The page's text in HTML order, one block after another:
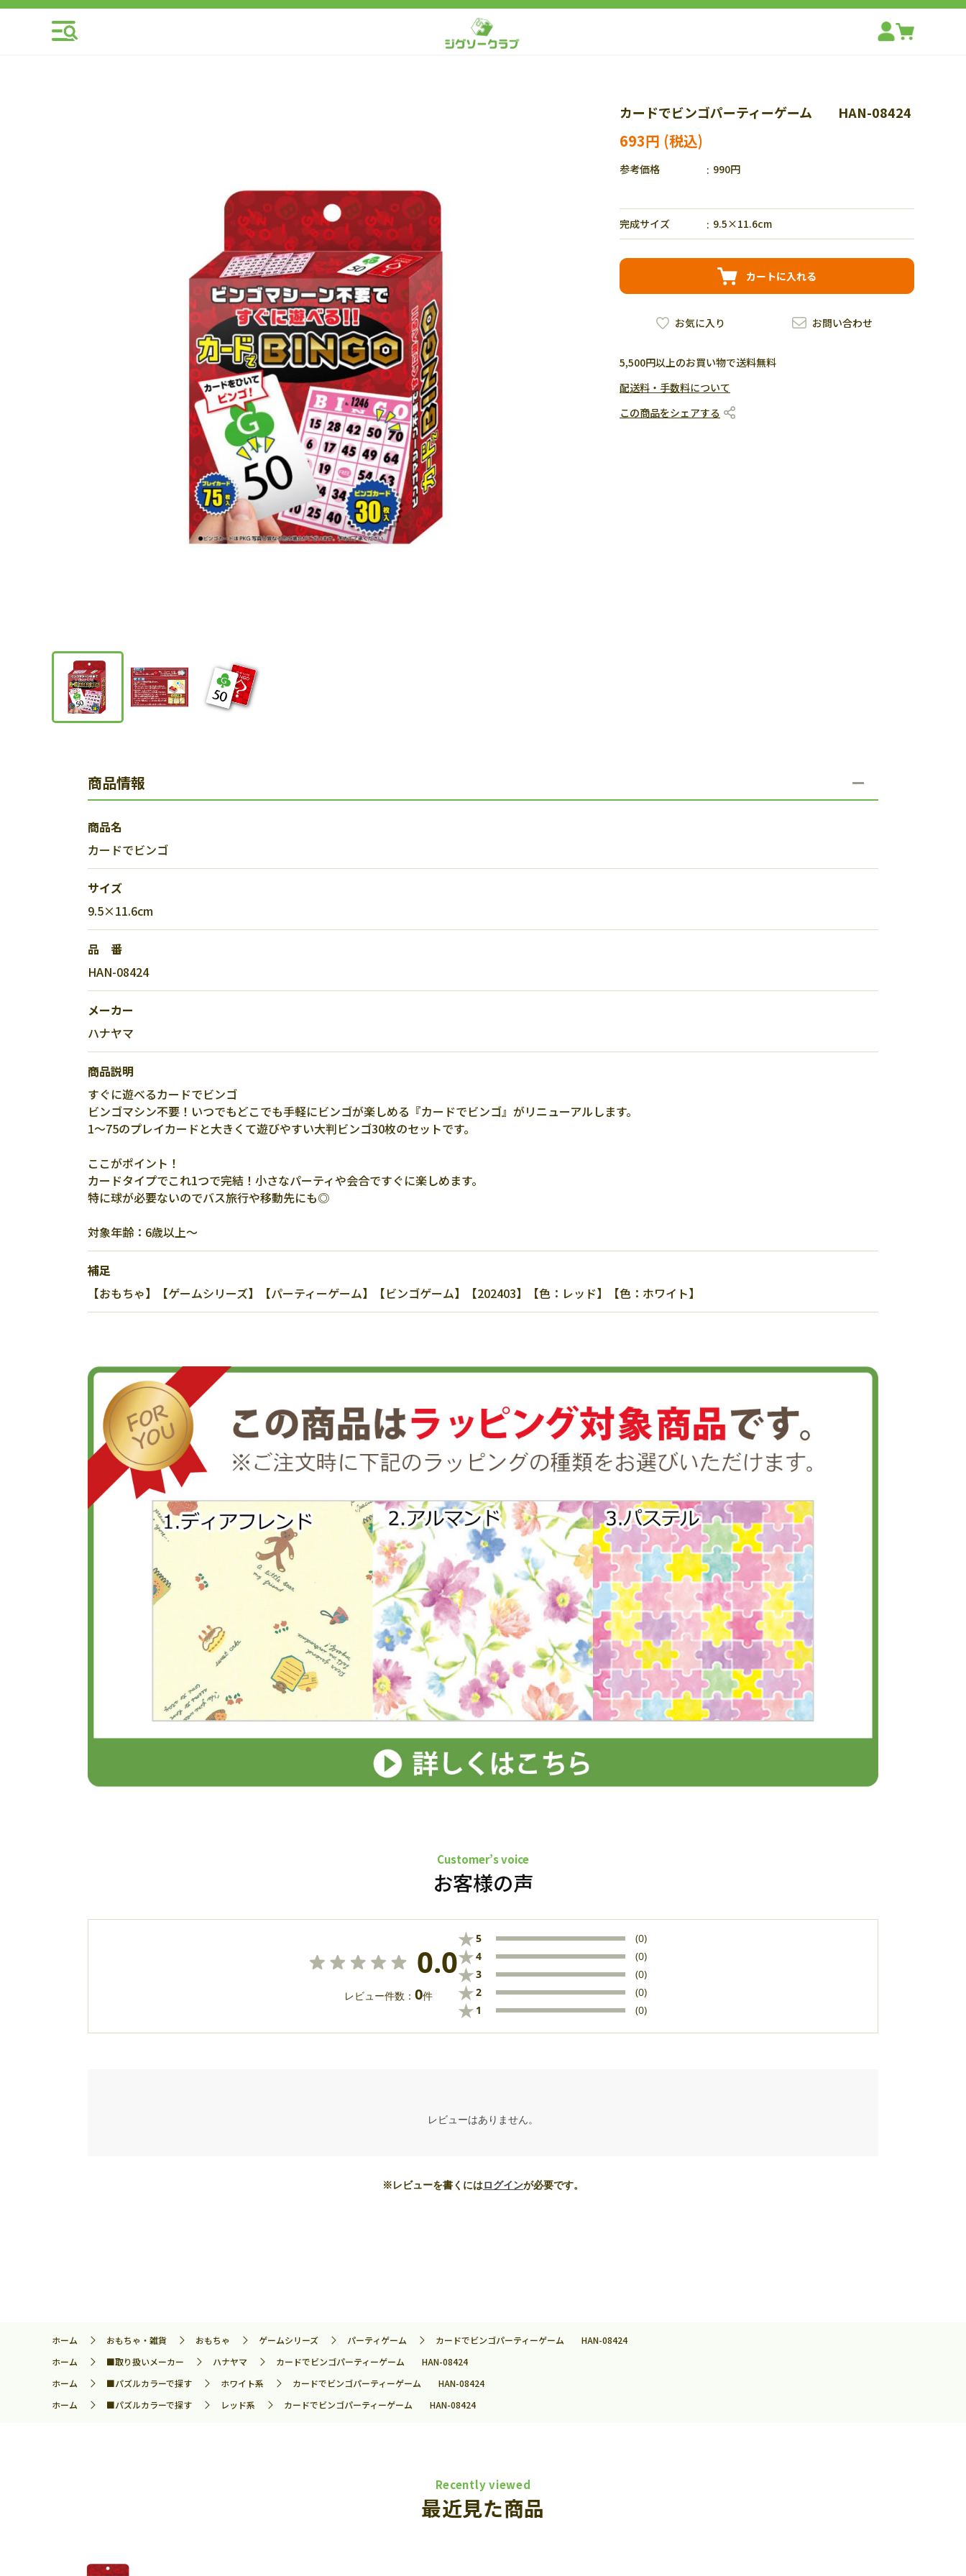
カードでビンゴパーティーゲーム HAN-08424
693円
参考価格 990円
完成サイズ 9.5×11.6cm
カートに入れる
お問い合わせ
お気に入り
5,500円以上のお買い物で送料無料
配送料・手数料について
この商品をシェアする
商品情報
商品名
カードでビンゴ
サイズ
9.5×11.6cm
品 番
HAN-08424
メーカー
ハナヤマ
商品説明
すぐに遊べるカードでビンゴ
ビンゴマシン不要！いつでもどこでも手軽にビンゴが楽しめる『カードでビンゴ』がリニューアルします。
1～75のプレイカードと大きくて遊びやすい大判ビンゴ30枚のセットです。
ここがポイント！
カードタイプでこれ1つで完結！小さなパーティや会合ですぐに楽しめます。
特に球が必要ないのでバス旅行や移動先にも◎
対象年齢：6歳以上～
補足
【おもちゃ】【ゲームシリーズ】【パーティーゲーム】【ビンゴゲーム】【202403】【色：レッド】【色：ホワイト】
Customer’s voice
お客様の声
0.0
レビュー件数： 0件
★5 (0)
★4 (0)
★3 (0)
★2 (0)
★ 1 (0)
レビューはありません。
※レビューを書くにはログインが必要です。
ホーム おもちゃ・雑貨 おもちゃ ゲームシリーズ パーティゲーム
カードでビンゴパーティーゲーム HAN-08424
ホーム
■取り扱いメーカー ハナヤマ
カードでビンゴパーティーゲーム HAN-08424
ホーム
■パズルカラーで探す ホワイト系
カードでビンゴパーティーゲーム HAN-08424
ホーム
■パズルカラーで探す レッド系 カードでビンゴパーティーゲーム HAN-08424
Recently viewed
最近見た商品